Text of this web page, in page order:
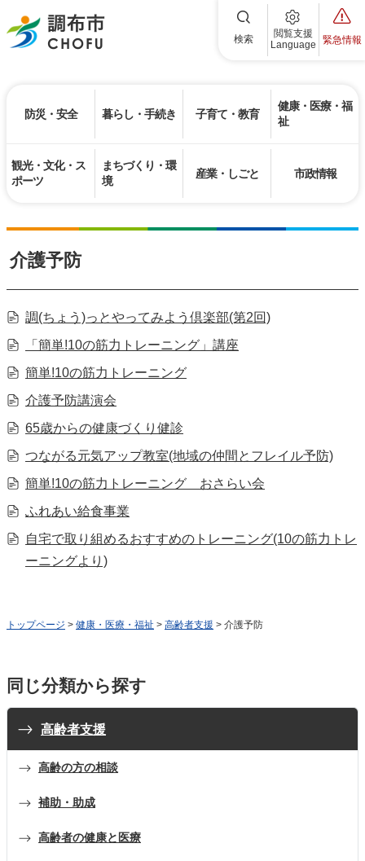
調布市 検索
閲覧支援
Language
緊急情報
防災・安全 暮らし・手続き 子育て・教育
健康・医療・福
祉
観光・文化・ス
ポーツ
まちづくり・環
境
産業・しごと 市政情報
介護予防
調(ちょう)っとやってみよう倶楽部(第2回)
「簡単!10の筋力トレーニング」講座
簡単!10の筋力トレーニング
介護予防講演会
65歳からの健康づくり健診
つながる元気アップ教室(地域の仲間とフレイル予防)
簡単!10の筋力トレーニング おさらい会
ふれあい給食事業
自宅で取り組めるおすすめのトレーニング(10の筋力トレ
ーニングより)
トップページ > 健康・医療・福祉 > 高齢者支援 > 介護予防
同じ分類から探す
高齢者支援
高齢の方の相談
補助・助成
高齢者の健康と医療